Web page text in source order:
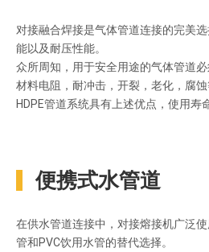
对接融合焊接是气体管道连接的完美
能以及耐压性能。
众所周知，用于安全用途的气体管道
材料电阻，耐冲击，开裂，老化，腐蚀
HDPE管道系统具有上述优点，使用寿
便携式水管道
在供水管道连接中，对接熔接机广泛
管和PVC饮用水管的替代选择。